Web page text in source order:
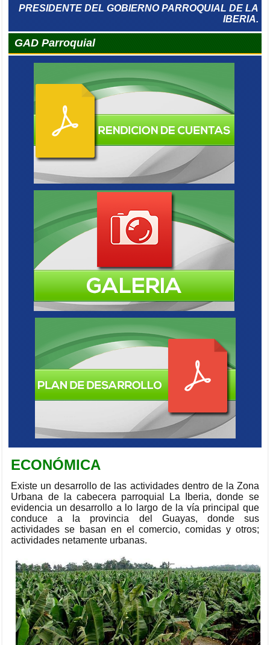
PRESIDENTE DEL GOBIERNO PARROQUIAL DE LA
IBERIA.
GAD Parroquial
ECONÓMICA
Existe un desarrollo de las actividades dentro de la Zona
Urbana de la cabecera parroquial La Iberia, donde se
evidencia un desarrollo a lo largo de la vía principal que
conduce a la provincia del Guayas, donde sus
actividades se basan en el comercio, comidas y otros;
actividades netamente urbanas.